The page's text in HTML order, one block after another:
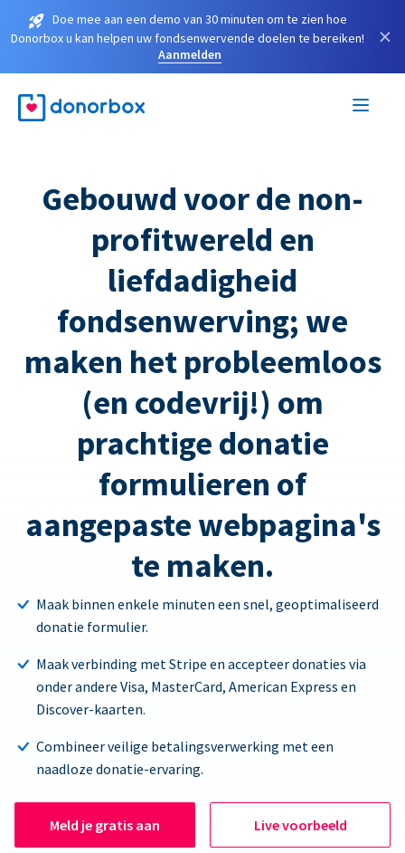
Doe mee aan een demo van 30 minuten om te zien hoe
Donorbox u kan helpen uw fondsenwervende doelen te bereiken!
Aanmelden
×
Gebouwd voor de non-
profitwereld en
liefdadigheid
fondsenwerving; we
maken het probleemloos
(en codevrij!) om
prachtige donatie
formulieren of
aangepaste webpagina's
te maken.
Maak binnen enkele minuten een snel, geoptimaliseerd
donatie formulier.
Maak verbinding met Stripe en accepteer donaties via
onder andere Visa, MasterCard, American Express en
Discover-kaarten.
Combineer veilige betalingsverwerking met een
naadloze donatie-ervaring.
Meld je gratis aan Live voorbeeld